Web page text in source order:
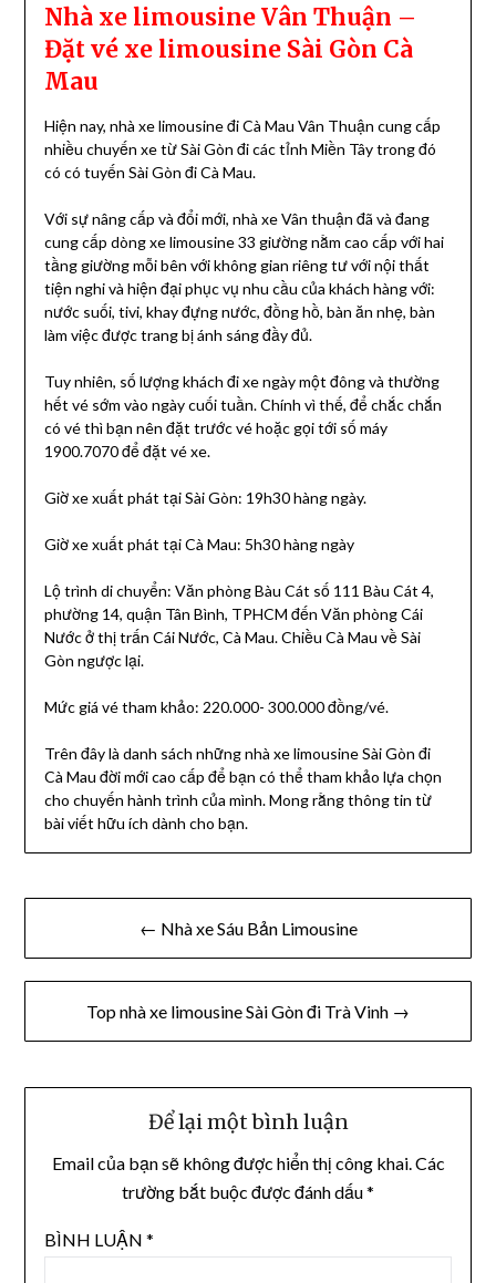
Nhà xe limousine Vân Thuận –
Đặt vé xe limousine Sài Gòn Cà
Mau
Hiện nay, nhà xe limousine đi Cà Mau Vân Thuận cung cấp
nhiều chuyến xe từ Sài Gòn đi các tỉnh Miền Tây trong đó
có có tuyến Sài Gòn đi Cà Mau.
Với sự nâng cấp và đổi mới, nhà xe Vân thuận đã và đang
cung cấp dòng xe limousine 33 giường nằm cao cấp với hai
tầng giường mỗi bên với không gian riêng tư với nội thất
tiện nghi và hiện đại phục vụ nhu cầu của khách hàng với:
nước suối, tivi, khay đựng nước, đồng hồ, bàn ăn nhẹ, bàn
làm việc được trang bị ánh sáng đầy đủ.
Tuy nhiên, số lượng khách đi xe ngày một đông và thường
hết vé sớm vào ngày cuối tuần. Chính vì thế, để chắc chắn
có vé thì bạn nên đặt trước vé hoặc gọi tới số máy
1900.7070 để đặt vé xe.
Giờ xe xuất phát tại Sài Gòn: 19h30 hàng ngày.
Giờ xe xuất phát tại Cà Mau: 5h30 hàng ngày
Lộ trình di chuyển: Văn phòng Bàu Cát số 111 Bàu Cát 4,
phường 14, quận Tân Bình, TPHCM đến Văn phòng Cái
Nước ở thị trấn Cái Nước, Cà Mau. Chiều Cà Mau về Sài
Gòn ngược lại.
Mức giá vé tham khảo: 220.000- 300.000 đồng/vé.
Trên đây là danh sách những nhà xe limousine Sài Gòn đi
Cà Mau đời mới cao cấp để bạn có thể tham khảo lựa chọn
cho chuyến hành trình của mình. Mong rằng thông tin từ
bài viết hữu ích dành cho bạn.
Điều
hướng
viết
← Nhà xe Sáu Bản Limousine
Top nhà xe limousine Sài Gòn đi Trà Vinh →
Để lại một bình luận
Email của bạn sẽ không được hiển thị công khai. Các
trường bắt buộc được đánh dấu*
BÌNH LUẬN *